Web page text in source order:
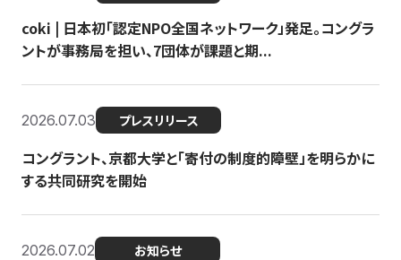
coki | 日本初「認定NPO全国ネットワーク」発足。コングラ
ントが事務局を担い、7団体が課題と期...
2026.07.03 プレスリリース
コングラント、京都大学と「寄付の制度的障壁」を明らかに
する共同研究を開始
2026.07.02 お知らせ